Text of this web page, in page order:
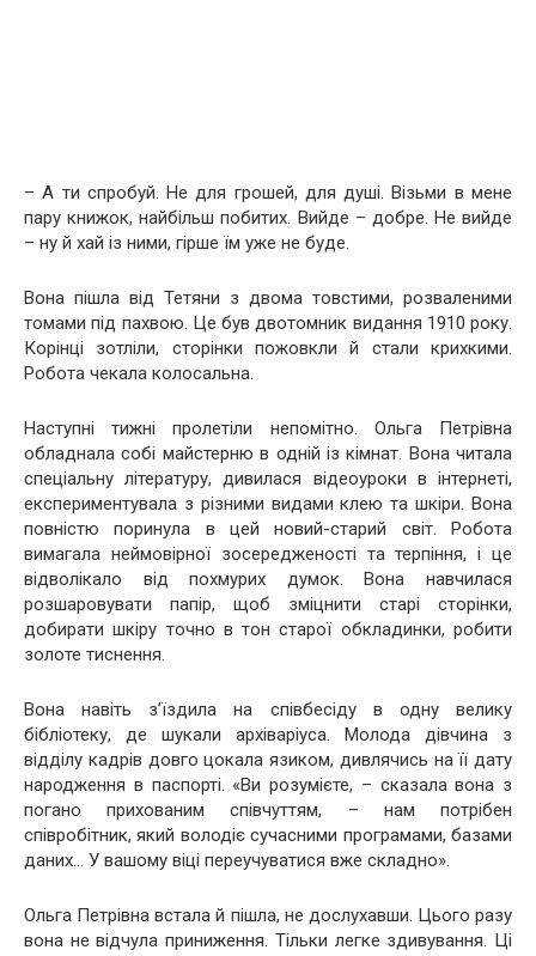
– А ти спробуй. Не для грошей, для душі. Візьми в мене
пару книжок, найбільш побитих. Вийде – добре. Не вийде
– ну й хай із ними, гірше їм уже не буде.
Вона пішла від Тетяни з двома товстими, розваленими
томами під пахвою. Це був двотомник видання 1910 року.
Корінці зотліли, сторінки пожовкли й стали крихкими.
Робота чекала колосальна.
Наступні тижні пролетіли непомітно. Ольга Петрівна
обладнала собі майстерню в одній із кімнат. Вона читала
спеціальну літературу, дивилася відеоуроки в інтернеті,
експериментувала з різними видами клею та шкіри. Вона
повністю поринула в цей новий-старий світ. Робота
вимагала неймовірної зосередженості та терпіння, і це
відволікало від похмурих думок. Вона навчилася
розшаровувати папір, щоб зміцнити старі сторінки,
добирати шкіру точно в тон старої обкладинки, робити
золоте тиснення.
Вона навіть з’їздила на співбесіду в одну велику
бібліотеку, де шукали архіваріуса. Молода дівчина з
відділу кадрів довго цокала язиком, дивлячись на її дату
народження в паспорті. «Ви розумієте, – сказала вона з
погано прихованим співчуттям, – нам потрібен
співробітник, який володіє сучасними програмами, базами
даних… У вашому віці переучуватися вже складно».
Ольга Петрівна встала й пішла, не дослухавши. Цього разу
вона не відчула приниження. Тільки легке здивування. Ці